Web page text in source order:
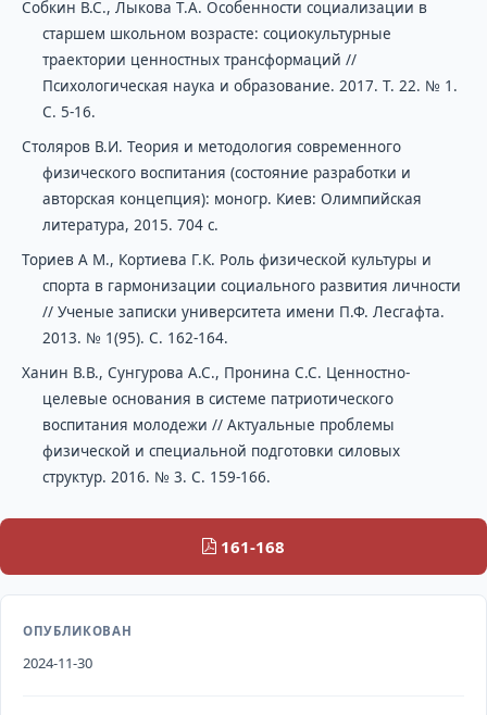
Собкин В.С., Лыкова Т.А. Особенности социализации в
старшем школьном возрасте: социокультурные
траектории ценностных трансформаций //
Психологическая наука и образование. 2017. Т. 22. № 1.
C. 5-16.
Столяров В.И. Теория и методология современного
физического воспитания (состояние разработки и
авторская концепция): моногр. Киев: Олимпийская
литература, 2015. 704 с.
Ториев А М., Кортиева Г.К. Роль физической культуры и
спорта в гармонизации социального развития личности
// Ученые записки университета имени П.Ф. Лесгафта.
2013. № 1(95). С. 162-164.
Ханин В.В., Сунгурова А.С., Пронина С.С. Ценностно-
целевые основания в системе патриотического
воспитания молодежи // Актуальные проблемы
физической и специальной подготовки силовых
структур. 2016. № 3. С. 159-166.
161-168
ОПУБЛИКОВАН
2024-11-30